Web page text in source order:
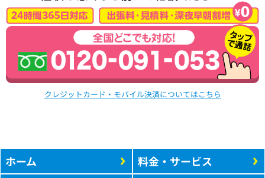
クレジットカード・モバイル決済についてはこちら
ホーム
料金・サービス